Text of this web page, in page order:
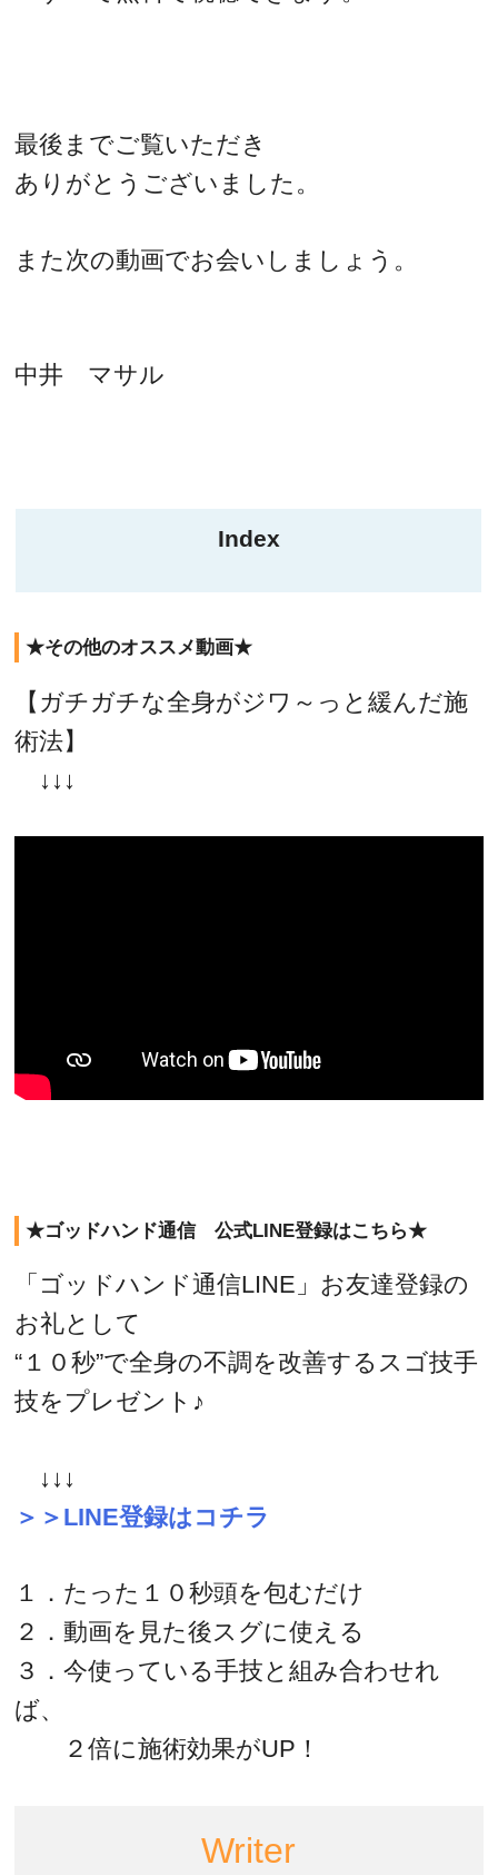
最後までご覧いただき
ありがとうございました。
また次の動画でお会いしましょう。
中井 マサル
Index
★その他のオススメ動画★
【ガチガチな全身がジワ～っと緩んだ施
術法】
↓↓↓
★ゴッドハンド通信 公式LINE登録はこちら★
「ゴッドハンド通信LINE」お友達登録の
お礼として
“１０秒”で全身の不調を改善するスゴ技手
技をプレゼント♪
↓↓↓
＞＞LINE登録はコチラ
１．たった１０秒頭を包むだけ
２．動画を見た後スグに使える
３．今使っている手技と組み合わせれ
ば、
２倍に施術効果がUP！
Writer